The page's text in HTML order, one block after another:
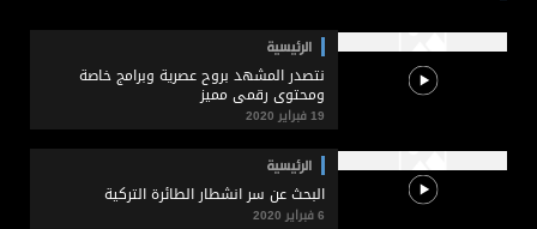
الرئيسية
نتصدر المشهد بروح عصرية وبرامج خاصة
ومحتوى رقمي مميز
19 فبراير 2020
الرئيسية
البحث عن سر انشطار الطائرة التركية
6 فبراير 2020